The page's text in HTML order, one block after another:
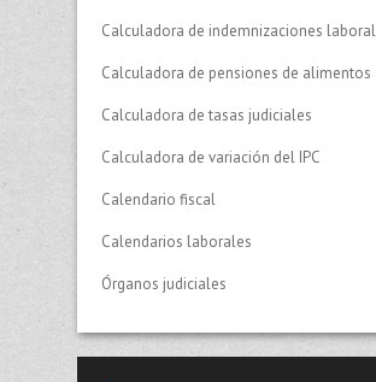
Calculadora de indemnizaciones
Calculadora de pensiones de alimentos
Calculadora de tasas judiciales
Calculadora de variación del IPC
Calendario fiscal
Calendarios laborales
Órganos judiciales